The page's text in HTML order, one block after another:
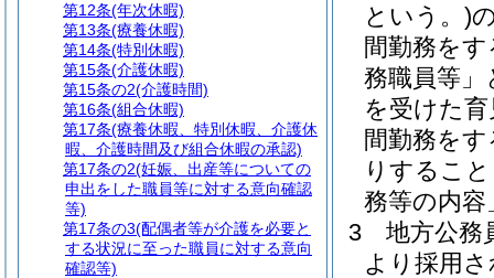
という。)
間勤務を
務職員等」
を受けた
間勤務を
りするこ
務等の内
3
地方公務
より採用
第12条(年次休暇)
第13条(療養休暇)
第14条(特別休暇)
第15条(介護休暇)
第15条の2(介護時間)
第16条(組合休暇)
第17条(療養休暇、特別休暇、介護休
暇、介護時間及び組合休暇の承認)
第17条の2(妊娠、出産等についての
申出をした職員等に対する意向確認
等)
第17条の3(配偶者等が介護を必要と
する状況に至った職員に対する意向
確認等)